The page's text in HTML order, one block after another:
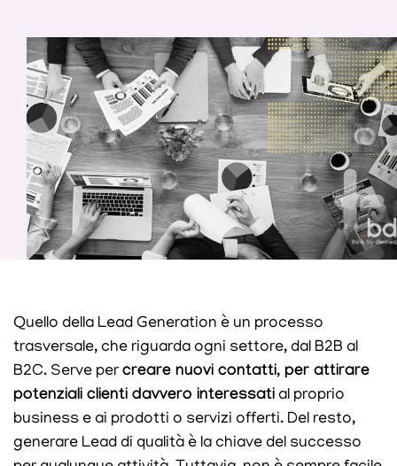
Quello della Lead Generation è un processo
trasversale, che riguarda ogni settore, dal B2B al
B2C. Serve percreare nuovi contatti, per attirare
potenziali clienti davvero interessati al proprio
business e ai prodotti o servizi offerti. Del resto,
generare Lead di qualità è la chiave del successo